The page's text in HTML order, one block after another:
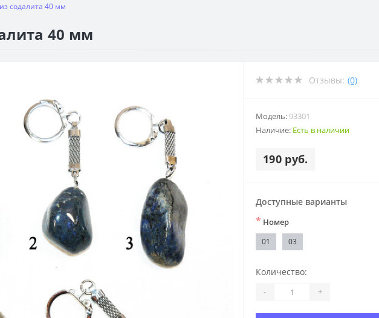
содалита 40 мм
40 мм
Отзывы: (0)
Модель: 93301
Наличие: Есть в наличии
190 руб.
Доступные варианты
* Номер
01 03
Количество:
- +